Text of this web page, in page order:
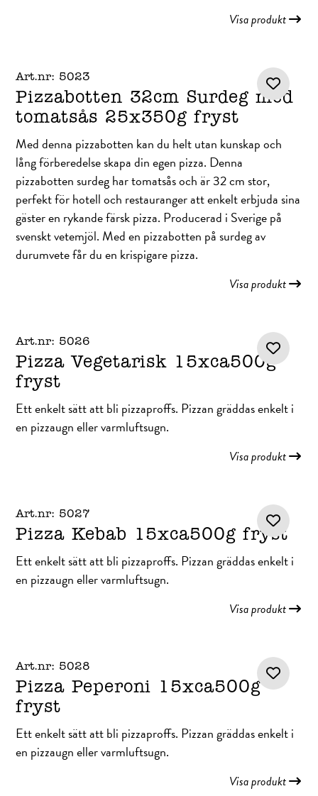
Visa produkt
Art.nr: 5023
Pizzabotten 32cm Surdeg med
tomatsås 25x350g fryst
Med denna pizzabotten kan du helt utan kunskap och
lång förberedelse skapa din egen pizza. Denna
pizzabotten surdeg har tomatsås och är 32 cm stor,
perfekt för hotell och restauranger att enkelt erbjuda sina
gäster en rykande färsk pizza. Producerad i Sverige på
svenskt vetemjöl. Med en pizzabotten på surdeg av
durumvete får du en krispigare pizza.
Visa produkt
Art.nr: 5026
Pizza Vegetarisk 15xca500g
fryst
Ett enkelt sätt att bli pizzaproffs. Pizzan gräddas enkelt i
en pizzaugn eller varmluftsugn.
Visa produkt
Art.nr: 5027
Pizza Kebab 15xca500g fryst
Ett enkelt sätt att bli pizzaproffs. Pizzan gräddas enkelt i
en pizzaugn eller varmluftsugn.
Visa produkt
Art.nr: 5028
Pizza Peperoni 15xca500g
fryst
Ett enkelt sätt att bli pizzaproffs. Pizzan gräddas enkelt i
en pizzaugn eller varmluftsugn.
Visa produkt